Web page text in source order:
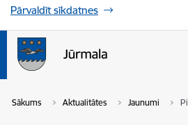
Pārvaldīt sīkdatnes
Sākums Aktualitātes Jaunumi